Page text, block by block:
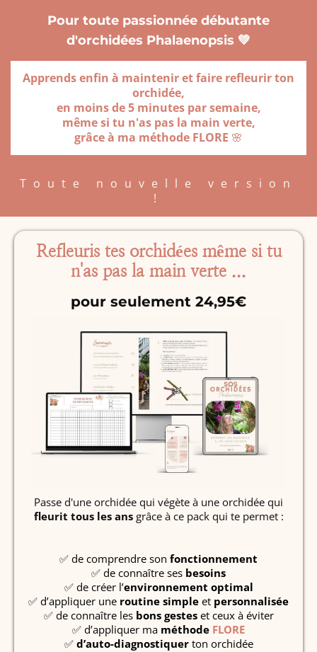
Pour toute passionnée débutante
d'orchidées Phalaenopsis 💚
Apprends enfin à maintenir et faire refleurir ton
orchidée,
en moins de 5 minutes par semaine,
même si tu n'as pas la main verte,
grâce à ma méthode FLORE 🌸
Toute nouvelle version
!
Refleuris tes orchidées même si tu
n'as pas la main verte ...
pour seulement 24,95€
Passe d'une orchidée qui végète à une orchidée qui
fleurit tous les ansgrâce à ce pack qui te permet :
✅ de comprendre son fonctionnement
✅ de connaître ses besoins
✅ de créer l’environnement optimal
✅ d’appliquer une routine simple et personnalisée
✅ de connaître les bons gesteset ceux à éviter
✅ d’appliquer ma méthode FLORE
✅ d’auto-diagnostiquerton orchidée